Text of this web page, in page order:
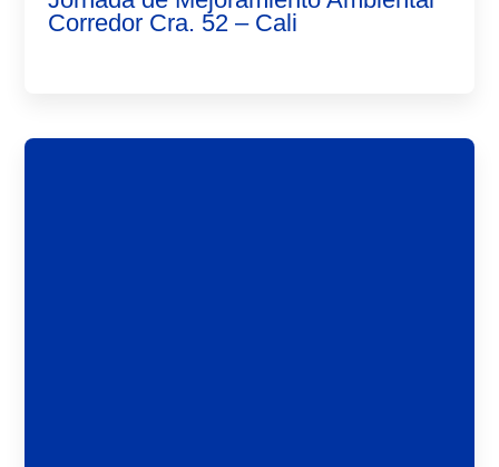
Corredor Cra. 52 – Cali